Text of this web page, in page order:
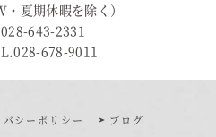
・夏期休暇を除く）
643-2331
678-9011
バシーポリシー ブログ